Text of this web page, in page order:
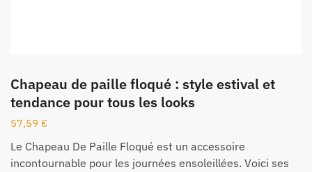
Chapeau de paille floqué : style estival et
tendance pour tous les looks
57,59 €
Le Chapeau De Paille Floqué est un accessoire
incontournable pour les journées ensoleillées. Voici ses